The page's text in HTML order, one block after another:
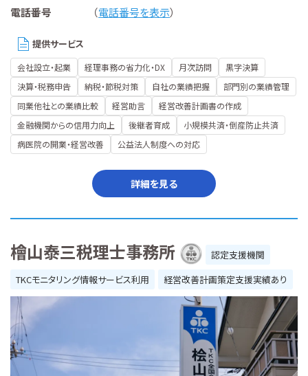
電話番号
（電話番号を表示）
提供サービス
会社設立・起業 経理事務の省力化・DX 月次訪問
黒字決算
決算・税務申告
納税・節税対策 自社の業績把握
部門別の業績管理
同業他社との業績比較
経営助言
経営改善計画書の作成
金融機関からの信用力向上
後継者育成
小規模共済・倒産防止共済
病医院の開業・経営改善
公益法人制度への対応
詳細を見る
檜山泰三税理士事務所
認定支援機関
TKCモニタリング情報サービス利用
経営改善計画策定支援実績あり